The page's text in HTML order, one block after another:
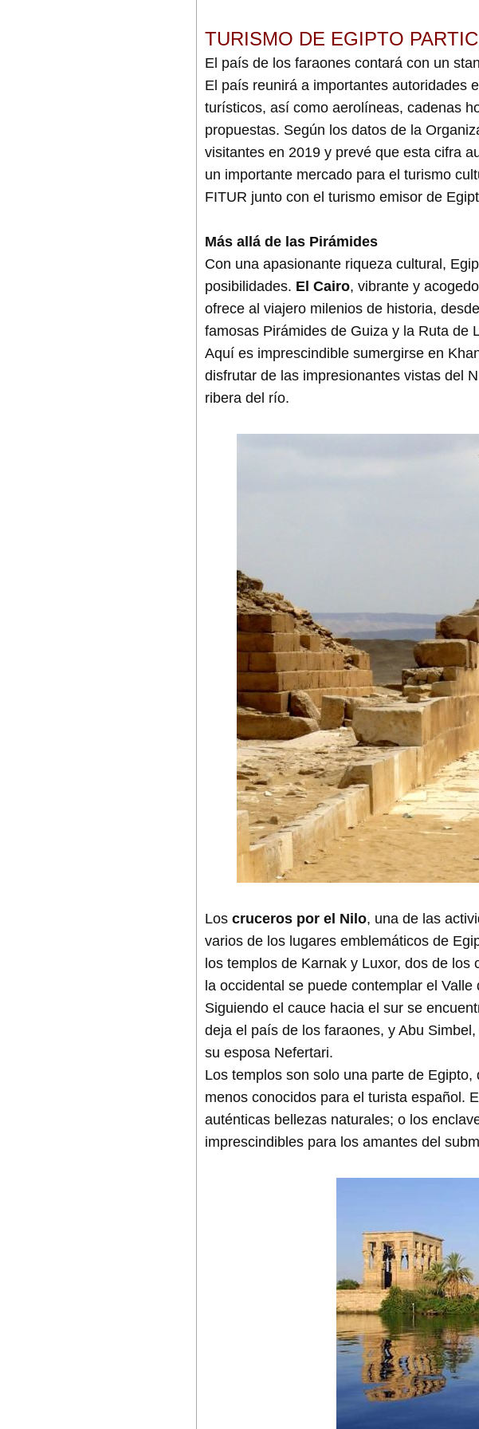
TURISMO DE EGIPTO
El país de los faraones contará con un
El país reunirá a importantes autoridades
turísticos, así como aerolíneas, cadenas
propuestas. Según los datos de la
visitantes en 2019 y prevé que esta cifra
un importante mercado para el turismo
FITUR junto con el turismo emisor de
Más allá de las Pirámides
Con una apasionante riqueza cultural,
posibilidades. El Cairo, vibrante y
ofrece al viajero milenios de historia,
famosas Pirámides de Guiza y la Ruta de
Aquí es imprescindible sumergirse en
disfrutar de las impresionantes vistas del
ribera del río.
Los cruceros por el Nilo, una de las
varios de los lugares emblemáticos de
los templos de Karnak y Luxor, dos de
la occidental se puede contemplar el
Siguiendo el cauce hacia el sur se
deja el país de los faraones, y Abu
su esposa Nefertari.
Los templos son solo una parte de
menos conocidos para el turista español.
auténticas bellezas naturales; o los
imprescindibles para los amantes del